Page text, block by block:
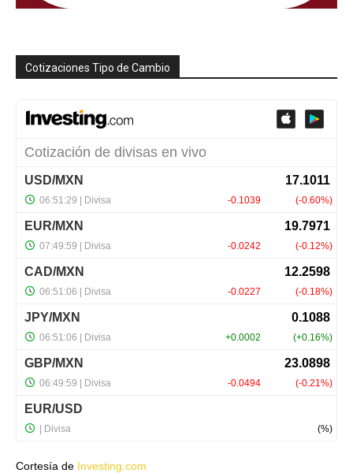
Cotizaciones Tipo de Cambio
Cortesía de Investing.com